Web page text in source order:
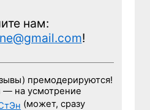
нам:
!
премодерируются!
— на усмотрение
(может, сразу